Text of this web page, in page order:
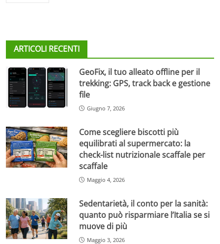
ARTICOLI RECENTI
GeoFix, il tuo alleato offline per il
trekking: GPS, track back e gestione
file
Giugno 7, 2026
Come scegliere biscotti più
equilibrati al supermercato: la
check-list nutrizionale scaffale per
scaffale
Maggio 4, 2026
Sedentarietà, il conto per la sanità:
quanto può risparmiare l’Italia se si
muove di più
Maggio 3, 2026